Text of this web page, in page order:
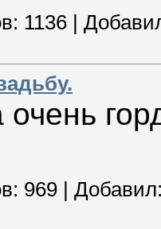
1136
969 |